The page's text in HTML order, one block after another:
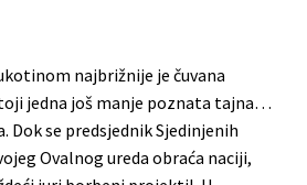
najbrižnije je čuvana
jedna još manje poznata tajna…
Dok se predsjednik Sjedinjenih
Ovalnog ureda obraća naciji,